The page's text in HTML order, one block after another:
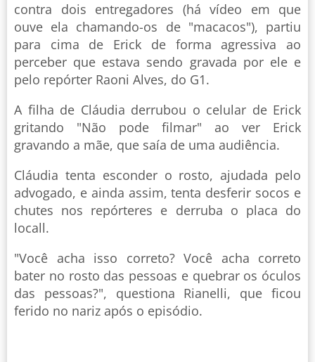
contra dois entregadores (há vídeo em que
ouve ela chamando-os de "macacos"), partiu
para cima de Erick de forma agressiva ao
perceber que estava sendo gravada por ele e
pelo repórter Raoni Alves, do G1.
A filha de Cláudia derrubou o celular de Erick
gritando "Não pode filmar" ao ver Erick
gravando a mãe, que saía de uma audiência.
Cláudia tenta esconder o rosto, ajudada pelo
advogado, e ainda assim, tenta desferir socos e
chutes nos repórteres e derruba o placa do
locall.
"Você acha isso correto? Você acha correto
bater no rosto das pessoas e quebrar os óculos
das pessoas?", questiona Rianelli, que ficou
ferido no nariz após o episódio.